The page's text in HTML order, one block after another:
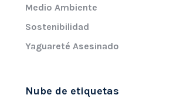
Medio Ambiente
Sostenibilidad
Yaguareté Asesinado
Nube de etiquetas